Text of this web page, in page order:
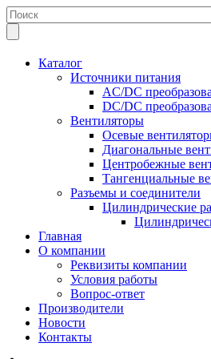
Каталог
Источники питания
AC/DC
DC/DC
Вентиляторы
Осевые
Диагональные
Центробежные
Тангенциальные
Разъемы и соединители
Цилиндрические
Главная
О компании
Реквизиты компании
Условия работы
Вопрос-ответ
Производители
Новости
Контакты